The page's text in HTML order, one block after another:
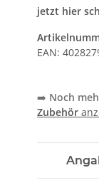
jetzt hier
EAN:
➡️ Noch
Zubehör